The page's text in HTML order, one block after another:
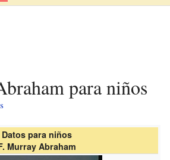
para niños
Datos para niños
Murray Abraham